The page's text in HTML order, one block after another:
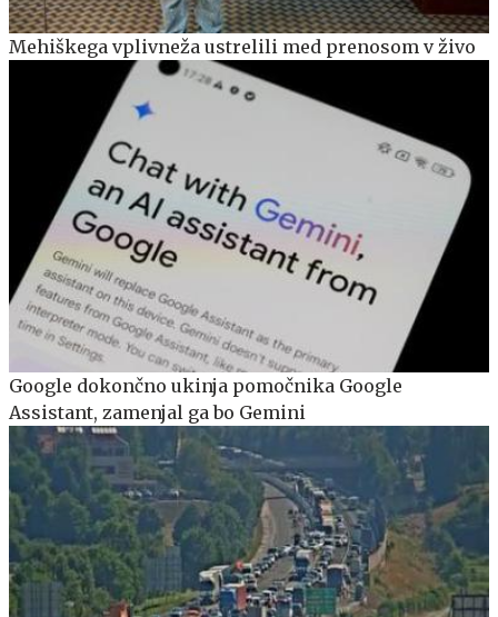
Mehiškega vplivneža ustrelili med prenosom v živo
Google dokončno ukinja pomočnika Google
Assistant, zamenjal ga bo Gemini